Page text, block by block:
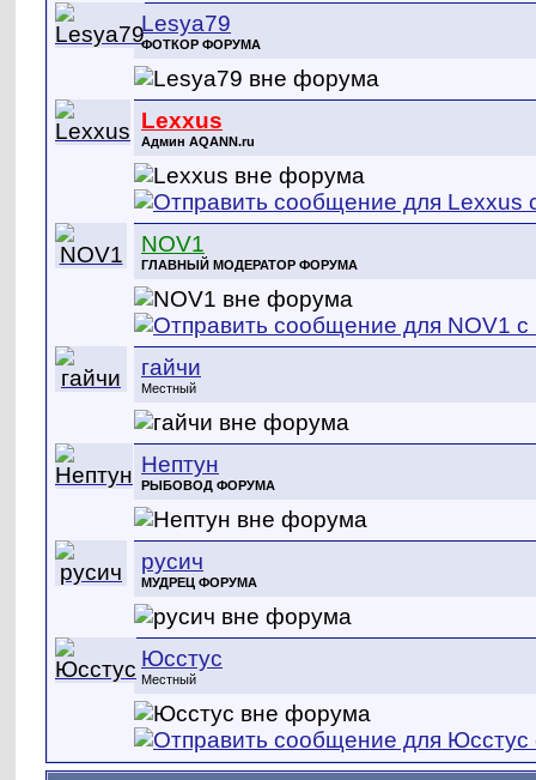
Lesya79
ФОТКОР ФОРУМА
Lexxus
Админ AQANN.ru
NOV1
ГЛАВНЫЙ МОДЕРАТОР ФОРУМА
гайчи
Местный
Нептун
РЫБОВОД ФОРУМА
русич
МУДРЕЦ ФОРУМА
Юсстус
Местный